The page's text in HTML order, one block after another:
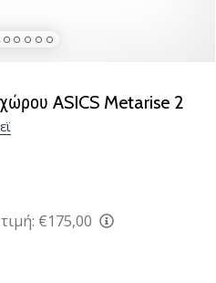
ASICS Metarise 2
€175,00